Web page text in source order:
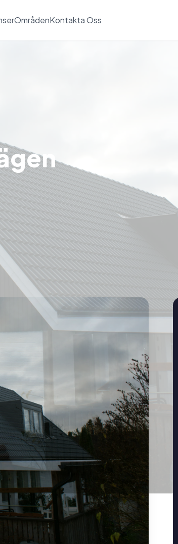
OmrådenKontakta Oss